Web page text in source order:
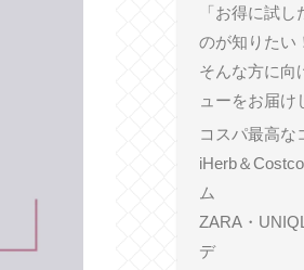
「お得に試
のが知りたい
そんな方に向
ューをお届け
コスパ最高な
iHerb＆
ム
ZARA・
デ